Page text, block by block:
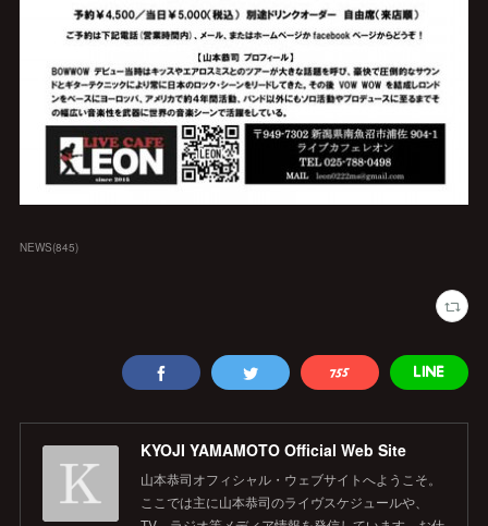
NEWS(845)
KYOJI YAMAMOTO Official Web Site
山本恭司オフィシャル・ウェブサイトへようこそ。
ここでは主に山本恭司のライヴスケジュールや、